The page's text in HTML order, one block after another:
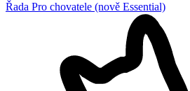
Řada Pro chovatele (nově Essential)